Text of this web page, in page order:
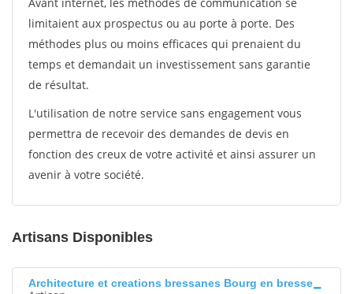
limitaient aux prospectus ou au porte à porte. Des
méthodes plus ou moins efficaces qui prenaient du
temps et demandait un investissement sans garantie
de résultat.
L'utilisation de notre service sans engagement vous
permettra de recevoir des demandes de devis en
fonction des creux de votre activité et ainsi assurer un
avenir à votre société.
Artisans Disponibles
Architecture et creations bressanes Bourg en bresse